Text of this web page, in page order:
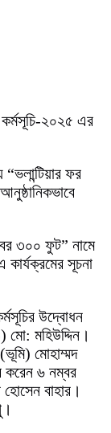
কর্মসূচি-২০২৫ এর
ফর
৩০০ ফুট” নামে
কার্যক্রমের সূচনা
উদ্বোধন
মো: মহিউদ্দিন।
মোহাম্মদ
করেন ৬ নম্বর
বাহার।